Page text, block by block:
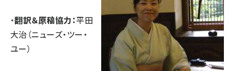
・翻訳＆原稿協力：平田
大治（ニューズ・ツー・
ユー）